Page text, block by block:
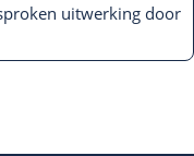
uitwerking door